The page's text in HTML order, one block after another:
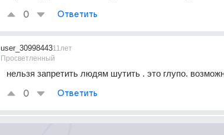
0 Ответить
user_30998443
Просветленный
11лет
нельзя запретить людям шутить . это глупо.
0 Ответить